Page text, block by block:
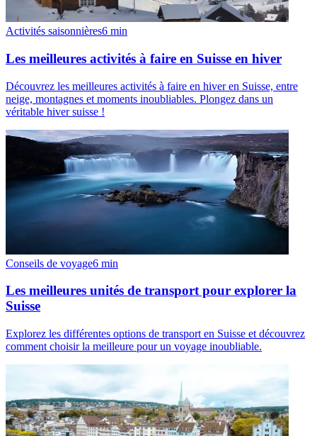
Activités saisonnières6 min
Les meilleures activités à faire en Suisse en hiver
Découvrez les meilleures activités à faire en hiver en Suisse, entre
neige, montagnes et moments inoubliables. Plongez dans un
véritable hiver suisse !
Conseils de voyage6 min
Les meilleures unités de transport pour explorer la
Suisse
Explorez les différentes options de transport en Suisse et découvrez
comment choisir la meilleure pour un voyage inoubliable.